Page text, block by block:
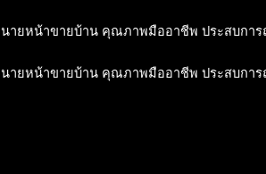
นายหน้าขายบ้าน คุณภาพมืออาชีพ ประสบกา
นายหน้าขายบ้าน คุณภาพมืออาชีพ ประสบกา